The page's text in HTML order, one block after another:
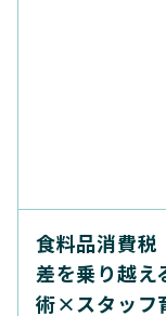
食料品消費税
差を乗り越
術×スタッフ